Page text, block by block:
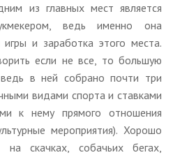
из главных мест является
ведь именно она
и заработка этого места.
если не все, то большую
ведь в ней собрано почти три
видами спорта и ставками
к нему прямого отношения
мероприятия). Хорошо
на скачках, собачьих бегах,